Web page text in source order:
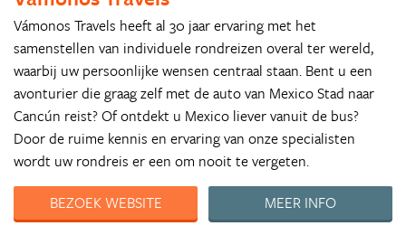
Vámonos Travels heeft al 30 jaar ervaring met het
samenstellen van individuele rondreizen overal ter wereld,
waarbij uw persoonlijke wensen centraal staan. Bent u een
avonturier die graag zelf met de auto van Mexico Stad naar
Cancún reist? Of ontdekt u Mexico liever vanuit de bus?
Door de ruime kennis en ervaring van onze specialisten
wordt uw rondreis er een om nooit te vergeten.
BEZOEK WEBSITE
MEER INFO